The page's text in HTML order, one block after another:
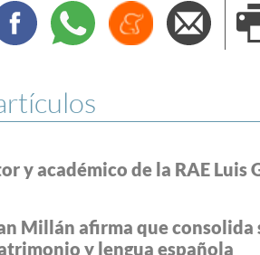
FacebookWhatsappMenéame
y académico de la RAE Luis
Millán afirma que consolida
y lengua española